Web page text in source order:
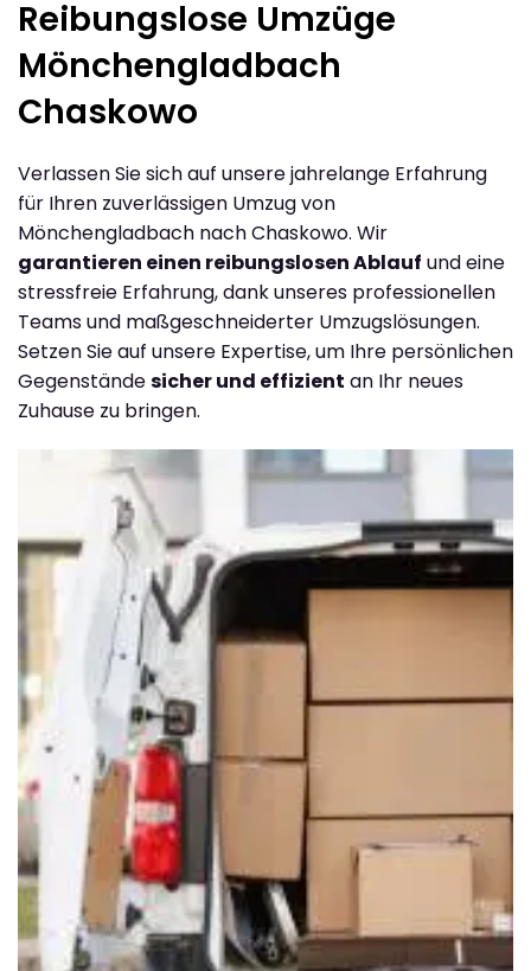
Reibungslose Umzüge
Mönchengladbach
Chaskowo
Verlassen Sie sich auf unsere jahrelange Erfahrung
für Ihren zuverlässigen Umzug von
Mönchengladbach nach Chaskowo. Wir
garantieren einen reibungslosen Ablauf und eine
stressfreie Erfahrung, dank unseres professionellen
Teams und maßgeschneiderter Umzugslösungen.
Setzen Sie auf unsere Expertise, um Ihre persönlichen
Gegenständesicher und effizient an Ihr neues
Zuhause zu bringen.